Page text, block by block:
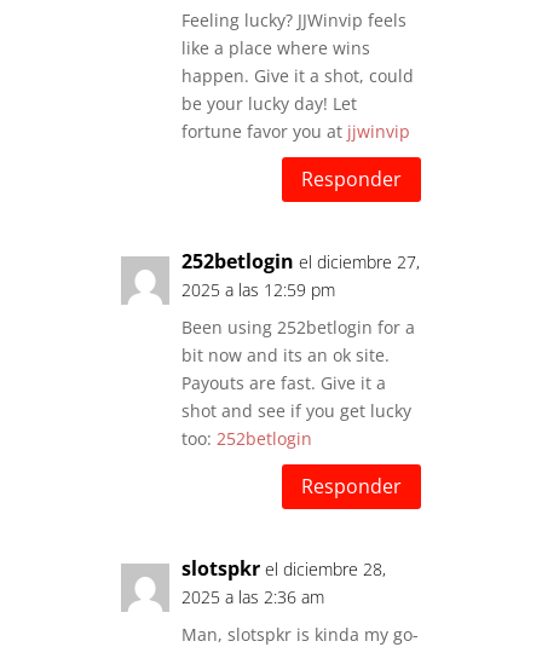
Feeling lucky? JJWinvip feels
like a place where wins
happen. Give it a shot, could
be your lucky day! Let
fortune favor you at jjwinvip
Responder
252betlogin el diciembre 27,
2025 a las 12:59 pm
Been using 252betlogin for a
bit now and its an ok site.
Payouts are fast. Give it a
shot and see if you get lucky
too: 252betlogin
Responder
slotspkr el diciembre 28,
2025 a las 2:36 am
Man, slotspkr is kinda my go-